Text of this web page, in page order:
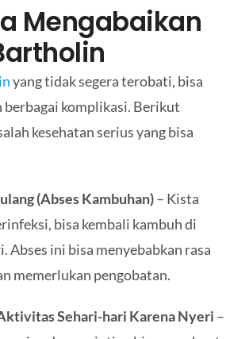
Mengabaikan
yang tidak segera terobati, bisa
berbagai komplikasi. Berikut
kesehatan serius yang bisa
(Abses Kambuhan)– Kista
bisa kembali kambuh di
Abses ini bisa menyebabkan rasa
memerlukan pengobatan.
Sehari-hari Karena Nyeri –